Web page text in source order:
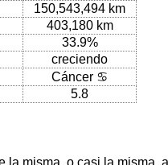
150,543,494 km
403,180 km
33.9%
creciendo
Cáncer ♋
5.8